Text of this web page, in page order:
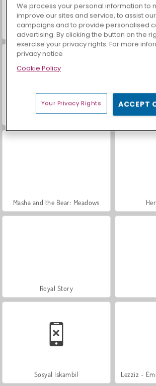
Farm Merge Valley
Büyük Mahjong Eşleme
Masha and the Bear: Meadows
Royal Story
Sosyal İskambil Lezziz -
We process your personal information to
improve our sites and service, to assist
campaigns and to provide personalised
advertising. By clicking the button on the
exercise your privacy rights. For more
privacy notice
Cookie Policy
Your Privacy Rights ACCEPT